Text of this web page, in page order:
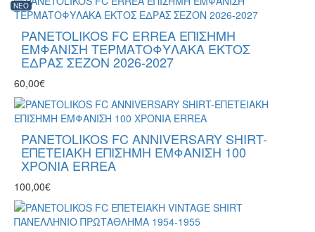
NEO
PANETOLIKOS FC ERREA ΕΠΙΣΗΜΗ
ΕΜΦΑΝΙΣΗ ΤΕΡΜΑΤΟΦΥΛΑΚΑ ΕΚΤΟΣ
ΕΔΡΑΣ ΣΕΖΟΝ 2026-2027
60,00€
PANETOLIKOS FC ANNIVERSARY SHIRT-
ΕΠΕΤΕΙΑΚΗ ΕΠΙΣΗΜΗ ΕΜΦΑΝΙΣΗ 100
ΧΡΟΝΙΑ ERREA
100,00€